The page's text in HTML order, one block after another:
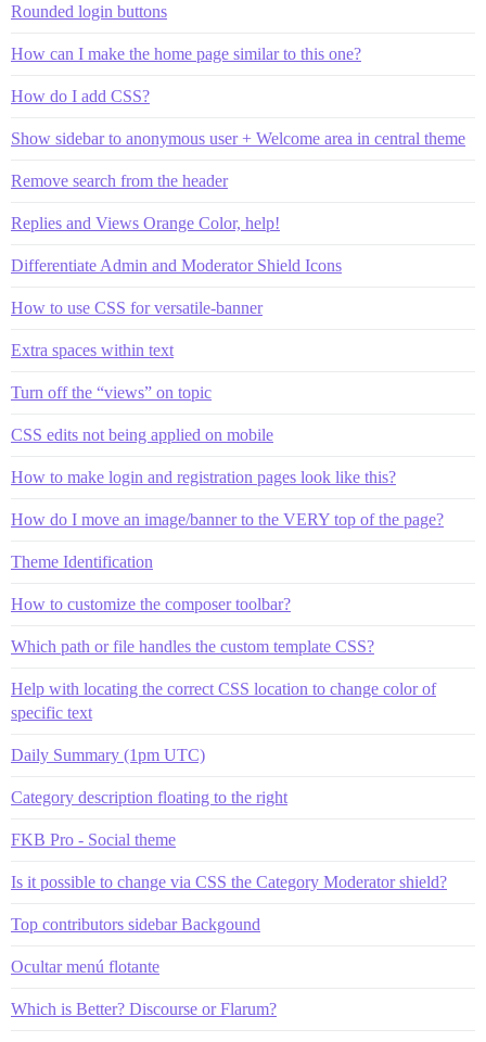
Rounded login buttons
How can I make the home page similar to this one?
How do I add CSS?
Show sidebar to anonymous user + Welcome area in central theme
Remove search from the header
Replies and Views Orange Color, help!
Differentiate Admin and Moderator Shield Icons
How to use CSS for versatile-banner
Extra spaces within text
Turn off the “views” on topic
CSS edits not being applied on mobile
How to make login and registration pages look like this?
How do I move an image/banner to the VERY top of the page?
Theme Identification
How to customize the composer toolbar?
Which path or file handles the custom template CSS?
Help with locating the correct CSS location to change color of
specific text
Daily Summary (1pm UTC)
Category description floating to the right
FKB Pro - Social theme
Is it possible to change via CSS the Category Moderator shield?
Top contributors sidebar Backgound
Ocultar menú flotante
Which is Better? Discourse or Flarum?